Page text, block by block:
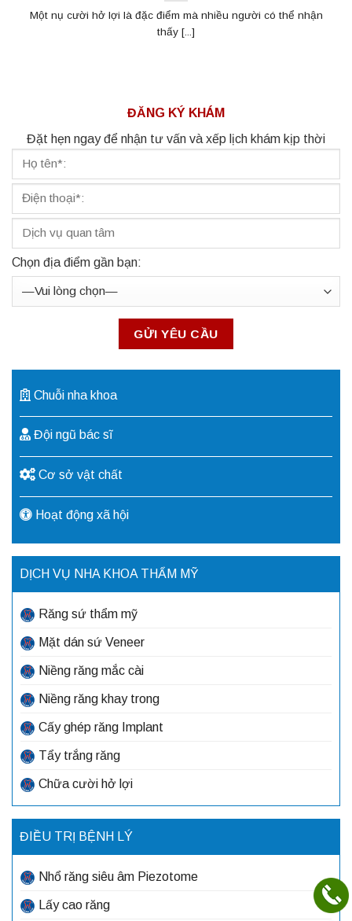
Một nụ cười hở lợi là đặc điểm mà nhiều người có thể nhận
thấy [...]
ĐĂNG KÝ KHÁM
Đặt hẹn ngay để nhận tư vấn và xếp lịch khám kịp thời
Chọn địa điểm gần bạn:
Chuỗi nha khoa
Đội ngũ bác sĩ
Cơ sở vật chất
Hoạt động xã hội
DỊCH VỤ NHA KHOA THẨM MỸ
Răng sứ thẩm mỹ
Mặt dán sứ Veneer
Niềng răng mắc cài
Niềng răng khay trong
Cấy ghép răng Implant
Tẩy trắng răng
Chữa cười hở lợi
ĐIỀU TRỊ BỆNH LÝ
Nhổ răng siêu âm Piezotome
Lấy cao răng